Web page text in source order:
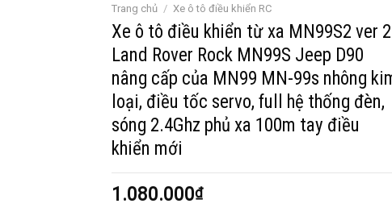
Trang chủ / Xe ô tô điều khiển RC
Xe ô tô điều khiển từ xa MN99S2 ver 2
Land Rover Rock MN99S Jeep D90
nâng cấp của MN99 MN-99s nhông
loại, điều tốc servo, full hệ thống đèn,
sóng 2.4Ghz phủ xa 100m tay điều
khiển mới
1.080.000₫